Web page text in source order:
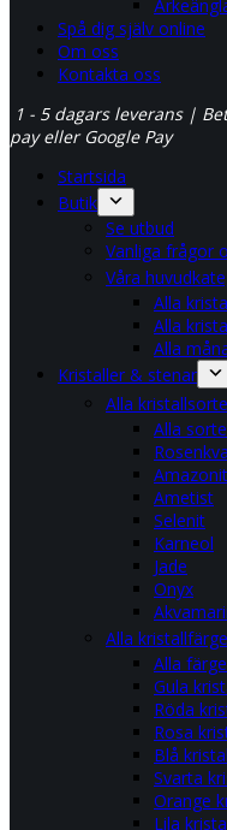
Spå dig själv online
Om oss
Kontakta oss
1 - 5 dagars leverans |
pay eller Google Pay
Startsida
Butik
Se utbud
Vanliga frågor
Våra
Alla
Alla
Alla
Kristaller & stenar
Alla
Alla
Amazonit
Ametist
Selenit
Karneol
Jade
Onyx
Alla
Alla
Gula
Röda
Rosa
Blå
Svarta
Orange
Lila